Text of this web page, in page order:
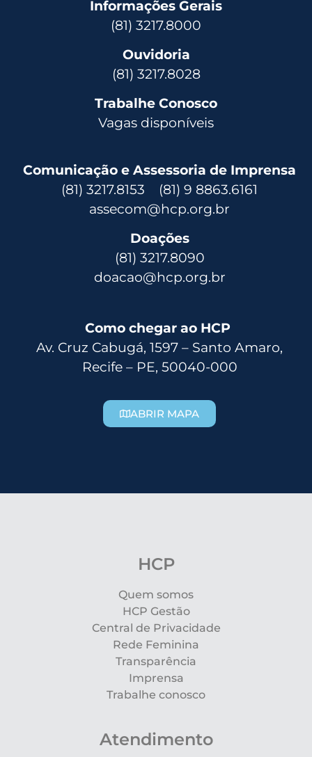
Informações Gerais
(81) 3217.8000
Ouvidoria
(81) 3217.8028
Trabalhe Conosco
Vagas disponíveis
Comunicação e Assessoria de Imprensa
(81) 3217.8153 (81) 9 8863.6161
assecom@hcp.org.br
Doações
(81) 3217.8090
doacao@hcp.org.br
Como chegar ao HCP
Av. Cruz Cabugá, 1597 – Santo Amaro,
Recife – PE, 50040-000
ABRIR MAPA
HCP
Quem somos
HCP Gestão
Central de Privacidade
Rede Feminina
Transparência
Imprensa
Trabalhe conosco
Atendimento